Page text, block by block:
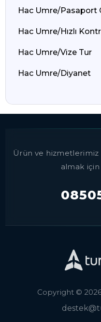
Hac Umre/Pasaport
Hac Umre/Hızlı
Hac Umre/Vize Tur
Hac Umre/Diyanet
Ürün ve hizmetlerimiz
almak için
Copyright © 2026